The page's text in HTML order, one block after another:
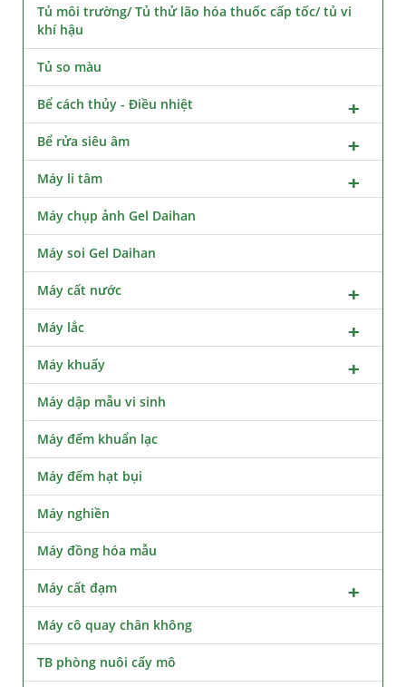
Tủ môi trường/ Tủ thử lão hóa thuốc cấp tốc/ tủ vi
khí hậu
Tủ so màu
Bể cách thủy - Điều nhiệt
Bể rửa siêu âm
Máy li tâm
Máy chụp ảnh Gel Daihan
Máy soi Gel Daihan
Máy cất nước
Máy lắc
Máy khuấy
Máy dập mẫu vi sinh
Máy đếm khuẩn lạc
Máy đếm hạt bụi
Máy nghiền
Máy đồng hóa mẫu
Máy cất đạm
Máy cô quay chân không
TB phòng nuôi cấy mô